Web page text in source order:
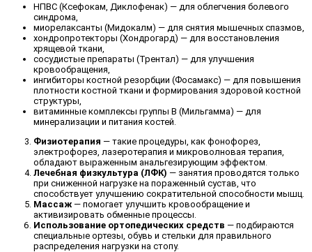
НПВС (Ксефокам, Диклофенак) — для облегчения болевого
синдрома,
миорелаксанты (Мидокалм) — для снятия мышечных спазмов,
хондропротекторы (Хондрогард) — для восстановления
хрящевой ткани,
сосудистые препараты (Трентал) — для улучшения
кровообращения,
ингибиторы костной резорбции (Фосамакс) — для повышения
плотности костной ткани и формирования здоровой костной
структуры,
витаминные комплексы группы В (Мильгамма) — для
минерализации и питания костей.
Физиотерапия — такие процедуры, как фонофорез,
электрофорез, лазеротерапия и микроволновая терапия,
обладают выраженным анальгезирующим эффектом.
Лечебная физкультура (ЛФК) — занятия проводятся только
при сниженной нагрузке на пораженный сустав, что
способствует улучшению сократительной способности мышц.
Массаж — помогает улучшить кровообращение и
активизировать обменные процессы.
Использование ортопедических средств — подбираются
специальные ортезы, обувь и стельки для правильного
распределения нагрузки на стопу.